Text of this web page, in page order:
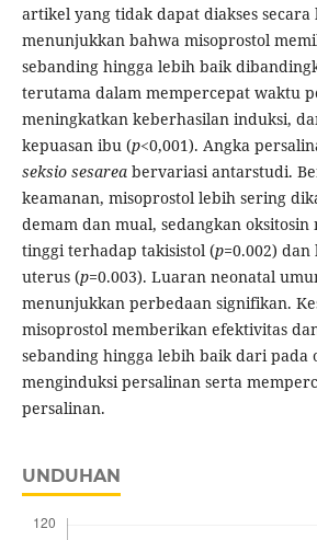
artikel yang tidak dapat diakses
menunjukkan bahwa misoprostol
sebanding hingga lebih baik
terutama dalam mempercepat waktu
meningkatkan keberhasilan induksi,
kepuasan ibu (p<0,001). Angka
seksio sesareabervariasi antarstudi.
keamanan, misoprostol lebih sering
demam dan mual, sedangkan
tinggi terhadap takisistol (p=0.002)
uterus (p=0.003). Luaran neonatal
menunjukkan perbedaan signifikan.
misoprostol memberikan efektivitas
sebanding hingga lebih baik dari pada
menginduksi persalinan serta
persalinan.
UNDUHAN